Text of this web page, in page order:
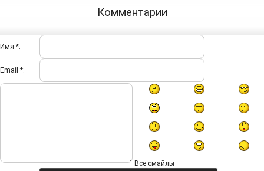
Комментарии
Имя *:
Email *:
Все смайлы